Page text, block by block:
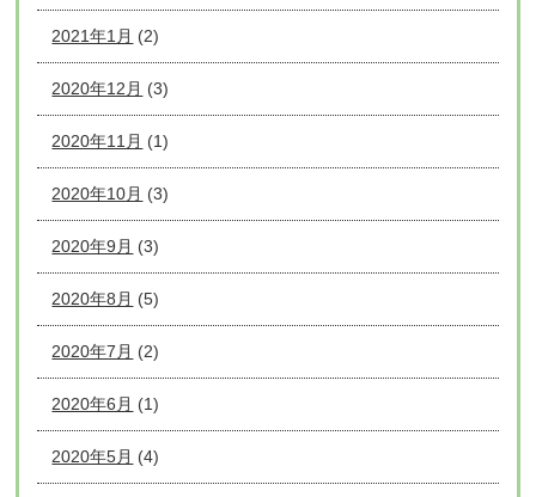
2021年1月 (2)
2020年12月 (3)
2020年11月 (1)
2020年10月 (3)
2020年9月 (3)
2020年8月 (5)
2020年7月 (2)
2020年6月 (1)
2020年5月 (4)